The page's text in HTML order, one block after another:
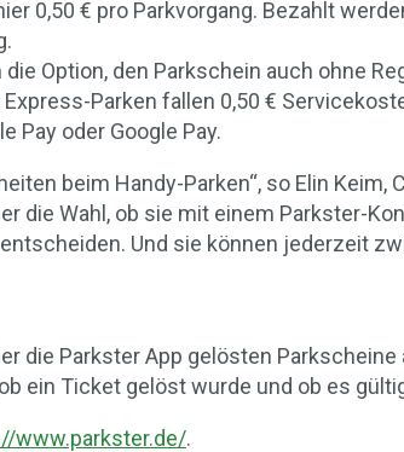
0,50 € pro Parkvorgang. Bezahlt
Option, den Parkschein auch ohne
Parken fallen 0,50 €
Pay oder Google Pay.
beim Handy-Parken“, so Elin Keim,
die Wahl, ob sie mit einem Parkster-
Und sie können jederzeit
die Parkster App gelösten
ein Ticket gelöst wurde und ob es
www.parkster.de/.